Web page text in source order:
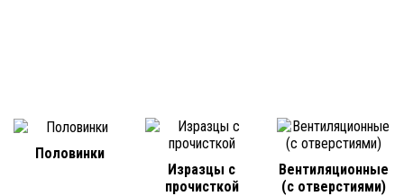
Половинки
Изразцы с
прочисткой
Вентиляционные
(с отверстиями)